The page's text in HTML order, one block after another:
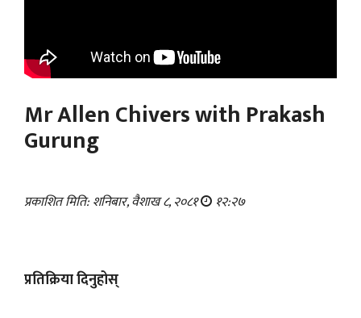
Mr Allen Chivers with Prakash
Gurung
प्रकाशित मिति: शनिबार, वैशाख ८, २०८१ १२:२७
प्रतिक्रिया दिनुहोस्